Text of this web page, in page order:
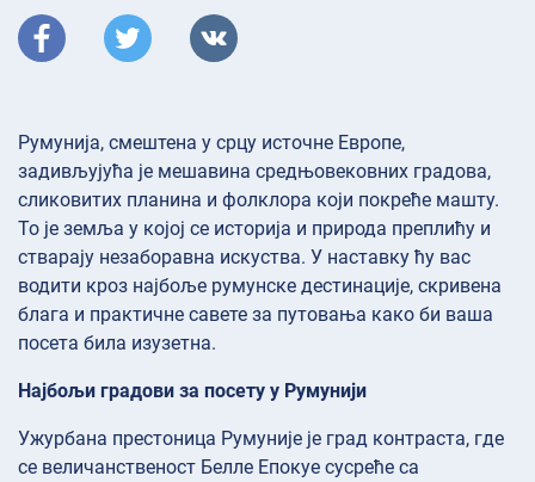
Румунија, смештена у срцу источне Европе,
задивљујућа је мешавина средњовековних градова,
сликовитих планина и фолклора који покреће машту.
То је земља у којој се историја и природа преплићу и
стварају незаборавна искуства. У наставку ћу вас
водити кроз најбоље румунске дестинације, скривена
блага и практичне савете за путовања како би ваша
посета била изузетна.
Најбољи градови за посету у Румунији
Ужурбана престоница Румуније је град контраста, где
се величанственост Белле Епокуе сусреће са